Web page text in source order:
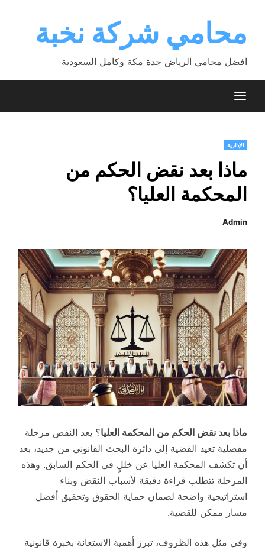
contentمحامي شركة نخبة
افضل محامي الرياض جدة مكة وكامل السعودية
الإدارية
ماذا بعد نقض الحكم من
المحكمة العليا؟
Admin
ماذا بعد نقض الحكم من المحكمة العليا؟ يعد النقض مرحلة
مفصلية تعيد القضية إلى دائرة البحث القانوني من جديد، بعد
أن تكشف المحكمة العليا عن خللٍ في الحكم السابق. وهذه
المرحلة تتطلب قراءة دقيقة لأسباب النقض وبناء
استراتيجية واضحة لضمان حماية الحقوق وتحقيق أفضل
مسار ممكن للقضية.
وفي مثل هذه الظروف، تبرز أهمية الاستعانة بخبرة قانونية